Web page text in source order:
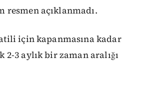
açıklanmadı.
için kapanmasına kadar
2-3 aylık bir zaman aralığı